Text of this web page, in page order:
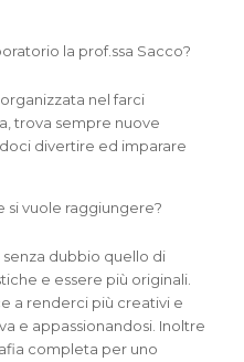
la prof.ssa Sacco?
nel farci
trova sempre nuove
divertire ed imparare
si vuole raggiungere?
dubbio quello di
e essere più originali.
a renderci più creativi e
e appassionandosi. Inoltre
completa per uno